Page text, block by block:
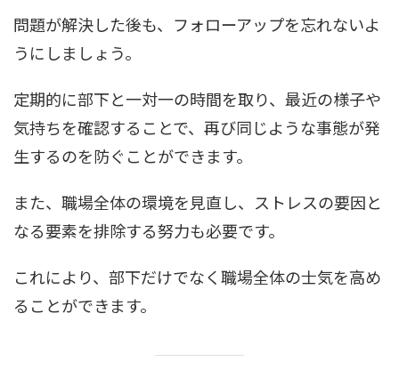
問題が解決した後も、フォローアップを忘れないよ
うにしましょう。
定期的に部下と一対一の時間を取り、最近の様子や
気持ちを確認することで、再び同じような事態が発
生するのを防ぐことができます。
また、職場全体の環境を見直し、ストレスの要因と
なる要素を排除する努力も必要です。
これにより、部下だけでなく職場全体の士気を高め
ることができます。